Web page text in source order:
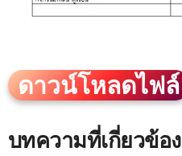
ดาวน์โหลดไฟล์
บทความที่เกี่ยวข้อง